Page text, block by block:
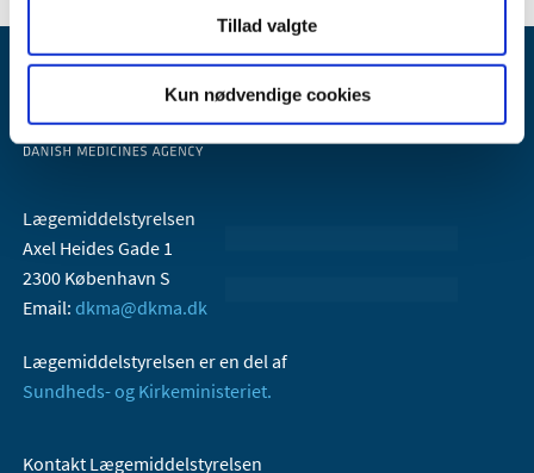
Tillad valgte
Kun nødvendige cookies
Lægemiddelstyrelsen
Axel Heides Gade 1
2300 København S
Email: dkma@dkma.dk
Lægemiddelstyrelsen er en del af
Sundheds- og Kirkeministeriet.
Kontakt Lægemiddelstyrelsen